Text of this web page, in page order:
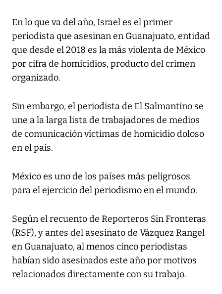
En lo que va del año, Israel es el primer
periodista que asesinan en Guanajuato, entidad
que desde el 2018 es la más violenta de México
por cifra de homicidios, producto del crimen
organizado.
Sin embargo, el periodista de El Salmantino se
une a la larga lista de trabajadores de medios
de comunicación víctimas de homicidio doloso
en el país.
México es uno de los países más peligrosos
para el ejercicio del periodismo en el mundo.
Según el recuento de Reporteros Sin Fronteras
(RSF), y antes del asesinato de Vázquez Rangel
en Guanajuato, al menos cinco periodistas
habían sido asesinados este año por motivos
relacionados directamente con su trabajo.